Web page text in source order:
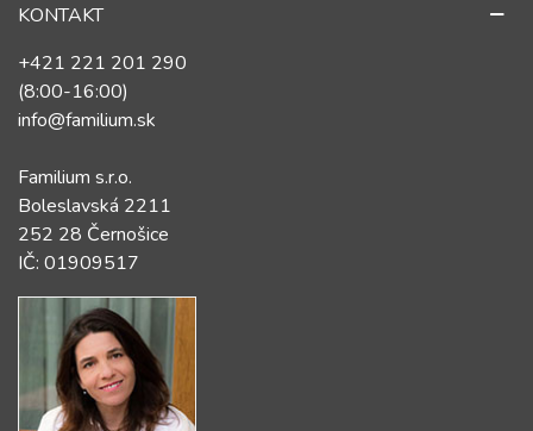
KONTAKT
+421 221 201 290
(8:00-16:00)
info@familium.sk
Familium s.r.o.
Boleslavská 2211
252 28 Černošice
IČ: 01909517